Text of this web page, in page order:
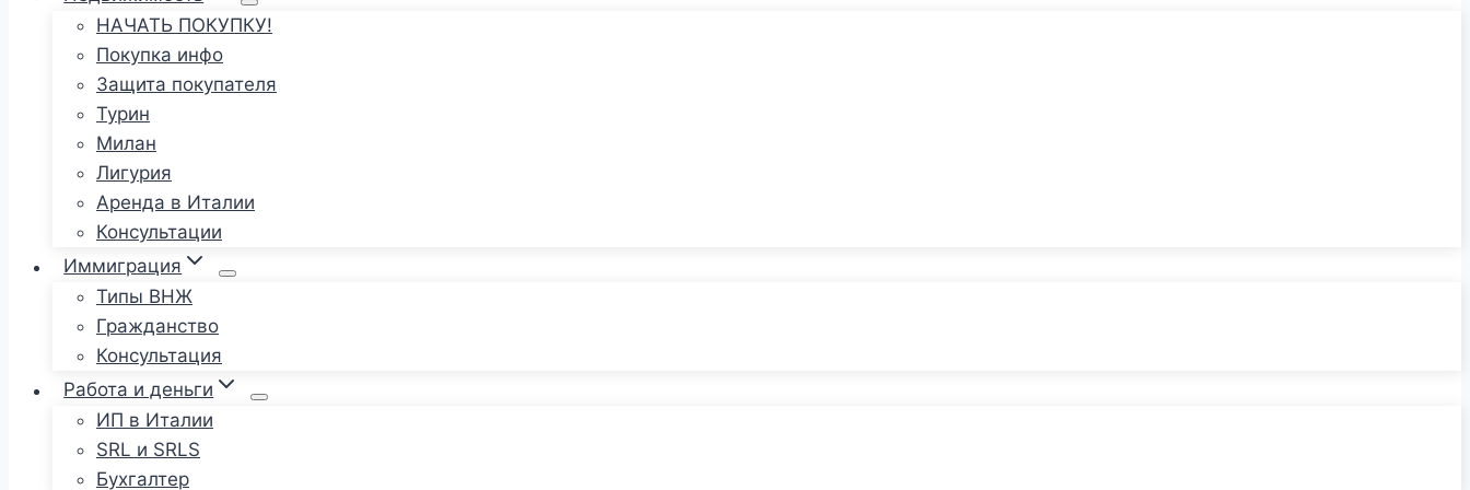
НАЧАТЬ ПОКУПКУ!
Покупка инфо
Защита покупателя
Турин
Милан
Лигурия
Аренда в Италии
Консультации
Иммиграция
Типы ВНЖ
Гражданство
Консультация
Работа и деньги
ИП в Италии
SRL и SRLS
Бухгалтер